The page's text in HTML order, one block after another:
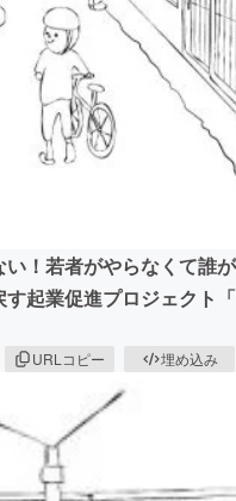
！若者がやらなくて誰
起業促進プロジェクト
URLコピー 埋め込み